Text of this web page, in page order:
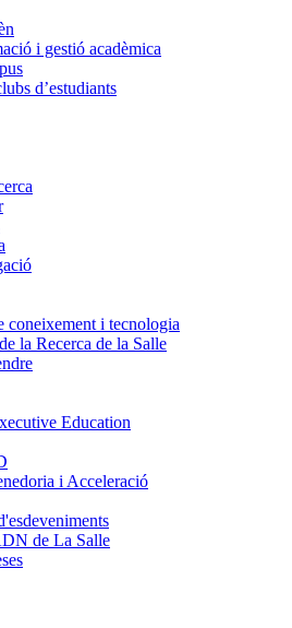
i gestió acadèmica
d’estudiants
coneixement i tecnologia
la Recerca de la Salle
Education
i Acceleració
de La Salle